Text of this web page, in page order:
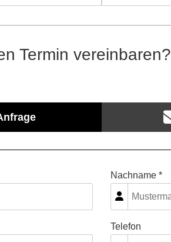
Termin vereinbaren?
Nachname *
Telefon